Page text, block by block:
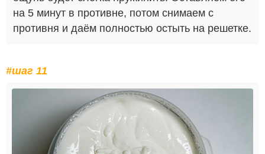
на 5 минут в противне, потом снимаем с
противня и даём полностью остыть на решетке.
#шаг 11